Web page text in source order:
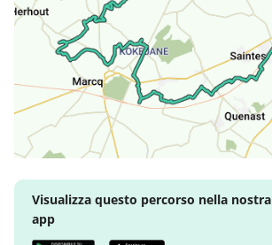
Visualizza questo percorso nella nostra
app